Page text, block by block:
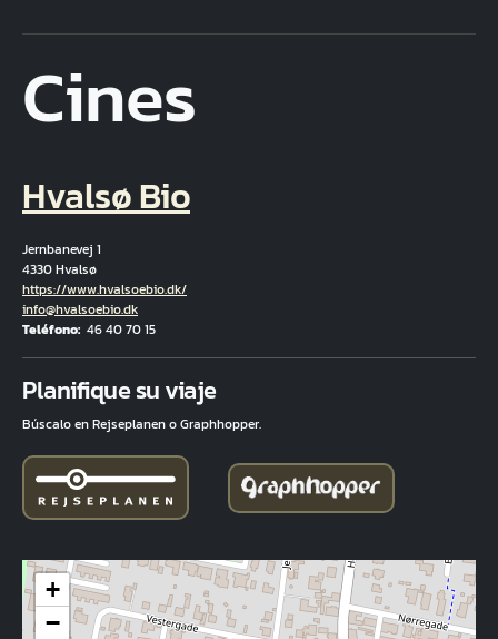
Cines
Hvalsø Bio
Jernbanevej 1
4330 Hvalsø
Hjemmeside
https://www.hvalsoebio.dk/
Correo electrónico
info@hvalsoebio.dk
Teléfono 46 40 70 15
Planifique su viaje
Búscalo en Rejseplanen o Graphhopper.
+
−